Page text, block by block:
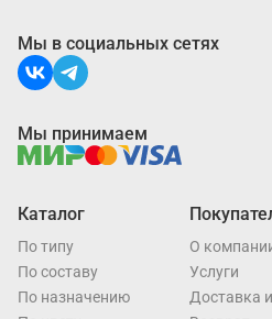
Каталог
По типу
По составу
По назначению
О
Услуги
Доставка
Мы в социальных сетях
Мы принимаем